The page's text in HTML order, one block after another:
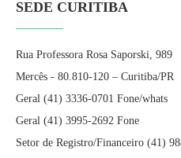
SEDE CURITIBA
Rua Professora Rosa Saporski, 989
Mercês - 80.810-120 – Curitiba/PR
Geral (41) 3336-0701 Fone/whats
Geral (41) 3995-2692 Fone
Setor de Registro/Financeiro (41)